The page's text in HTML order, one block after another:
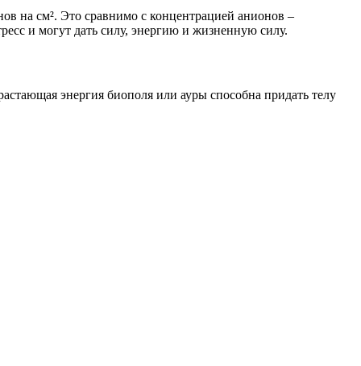
на см². Это сравнимо с концентрацией анионов –
и могут дать силу, энергию и жизненную силу.
энергия биополя или ауры способна придать телу